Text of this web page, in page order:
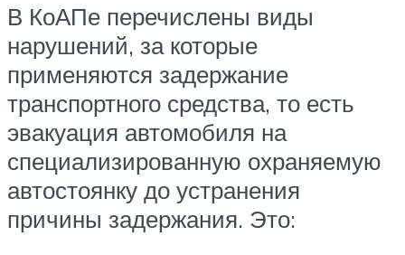
В КоАПе перечислены виды
нарушений, за которые
применяются задержание
транспортного средства, то есть
эвакуация автомобиля на
специализированную охраняемую
автостоянку до устранения
причины задержания. Это: